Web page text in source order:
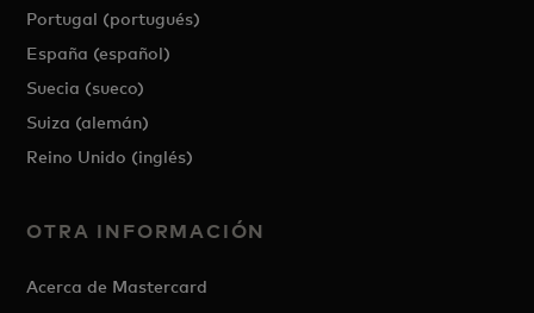
Portugal (portugués)
España (español)
Suecia (sueco)
Suiza (alemán)
Reino Unido (inglés)
OTRA INFORMACIÓN
Acerca de Mastercard